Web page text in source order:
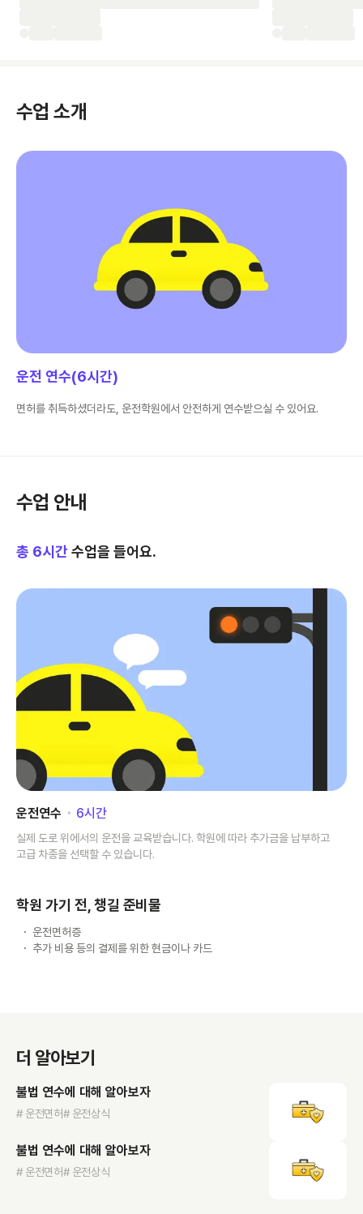
수업 소개
운전 연수(6시간)
면허를 취득하셨더라도, 운전학원에서 안전하게 연수받으실 수 있어요.
수업 안내
총 6시간수업을 들어요.
운전연수 ･ 6시간
실제 도로 위에서의 운전을 교육받습니다. 학원에 따라 추가금을 납부하고
고급 차종을 선택할 수 있습니다.
학원 가기 전, 챙길 준비물
운전면허증
추가 비용 등의 결제를 위한 현금이나 카드
더 알아보기
불법 연수에 대해 알아보자
# 운전면허# 운전상식
불법 연수에 대해 알아보자
# 운전면허# 운전상식